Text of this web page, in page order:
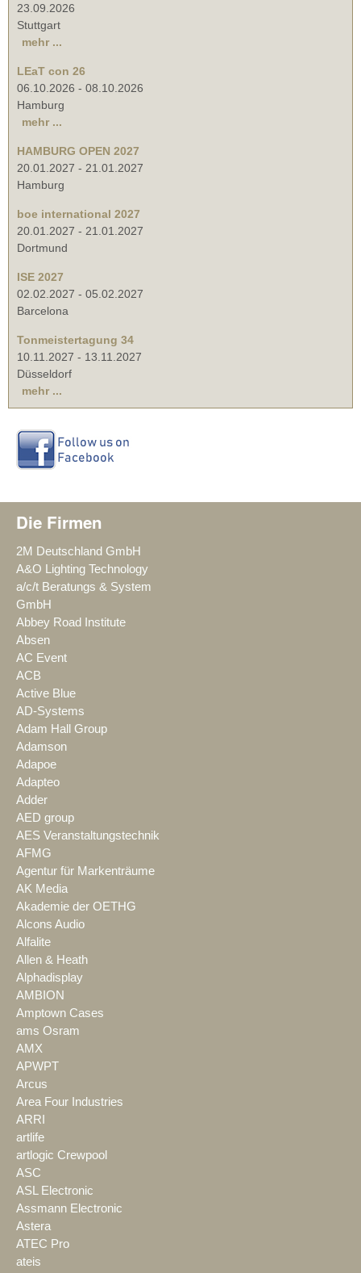
23.09.2026
Stuttgart
mehr ...
LEaT con 26
06.10.2026 - 08.10.2026
Hamburg
mehr ...
HAMBURG OPEN 2027
20.01.2027 - 21.01.2027
Hamburg
boe international 2027
20.01.2027 - 21.01.2027
Dortmund
ISE 2027
02.02.2027 - 05.02.2027
Barcelona
Tonmeistertagung 34
10.11.2027 - 13.11.2027
Düsseldorf
mehr ...
Die Firmen
2M Deutschland GmbH
A&O Lighting Technology
a/c/t Beratungs & System
GmbH
Abbey Road Institute
Absen
AC Event
ACB
Active Blue
AD-Systems
Adam Hall Group
Adamson
Adapoe
Adapteo
Adder
AED group
AES Veranstaltungstechnik
AFMG
Agentur für Markenträume
AK Media
Akademie der OETHG
Alcons Audio
Alfalite
Allen & Heath
Alphadisplay
AMBION
Amptown Cases
ams Osram
AMX
APWPT
Arcus
Area Four Industries
ARRI
artlife
artlogic Crewpool
ASC
ASL Electronic
Assmann Electronic
Astera
ATEC Pro
ateis